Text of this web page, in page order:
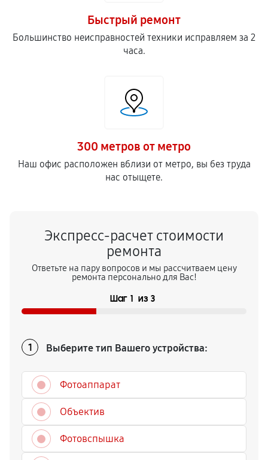
Быстрый ремонт
Большинство неисправностей техники исправляем за 2
часа.
300 метров от метро
Наш офис расположен вблизи от метро, вы без труда
нас отыщете.
Экспресс-расчет стоимости
ремонта
Ответьте на пару вопросов и мы рассчитваем цену
ремонта персонально для Вас!
Шаг 1 из 3
1 Выберите тип Вашего устройства:
Фотоаппарат
Объектив
Фотовспышка